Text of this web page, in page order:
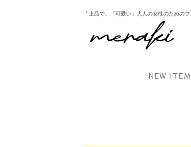
「上品で」「可愛い」大人の女性のための
NEW ITEM
レザーワイドパンツ ボトムス レディース 冬【mt254】【